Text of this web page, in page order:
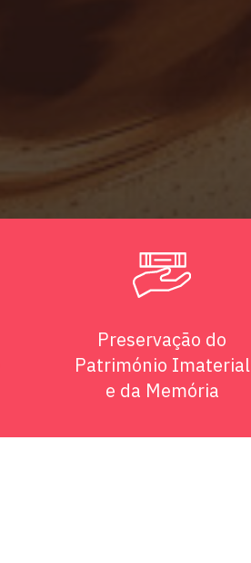
Preservação do
Património Imaterial
e da Memória